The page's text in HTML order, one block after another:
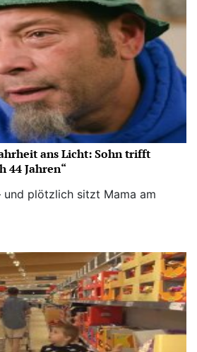
ans Licht: Sohn trifft
44 Jahren“
und plötzlich sitzt Mama am